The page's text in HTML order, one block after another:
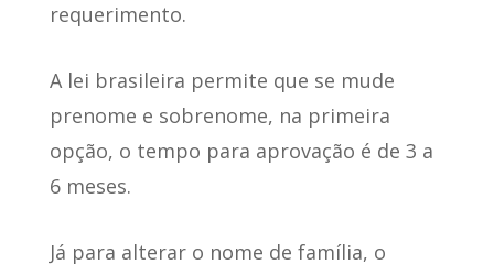
requerimento.
A lei brasileira permite que se mude
prenome e sobrenome, na primeira
opção, o tempo para aprovação é de 3 a
6 meses.
Já para alterar o nome de família, o